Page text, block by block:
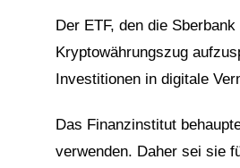
Der ETF, den die
Kryptowährungszug
Investitionen in digitale
Das Finanzinstitut
verwenden. Daher sei sie